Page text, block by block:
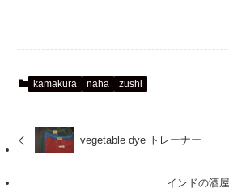
kamakura naha zushi
vegetable dye トレーナー
インドの酒